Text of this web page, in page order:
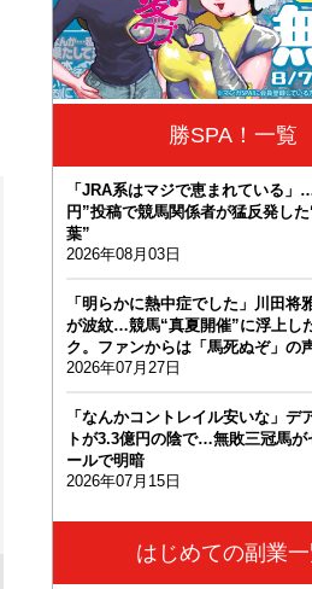
勝SPA！一覧
「JRA系はマジで恵まれている」
円”投稿で競馬関係者が猛反発し
葉”
2026年08月03日
「明らかに熱中症でした」川田将
が波紋…競馬“真夏開催”に浮上し
ク。ファンからは「馬死ぬぞ」の
2026年07月27日
「なんかコントレイル安いな」デ
トが3.3億円の陰で…無敗三冠馬が
ールで明暗
2026年07月15日
はじめての副業